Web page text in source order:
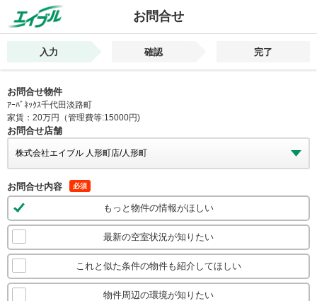
お問合せ
入力 確認 完了
お問合せ物件
ｱｰﾊﾞﾈｯｸｽ千代田淡路町
家賃：20万円（管理費等:15000円)
お問合せ店舗
お問合せ内容 必須
もっと物件の情報がほしい
最新の空室状況が知りたい
これと似た条件の物件も紹介してほしい
物件周辺の環境が知りたい